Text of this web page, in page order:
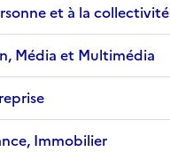
et à la collectivité
Média et Multimédia
Immobilier